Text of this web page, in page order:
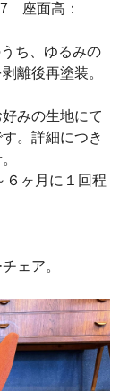
座面高：
ち、ゆるみの
離後再塗装。
みの生地にて
。詳細につき
ヶ月に１回程
ェア。